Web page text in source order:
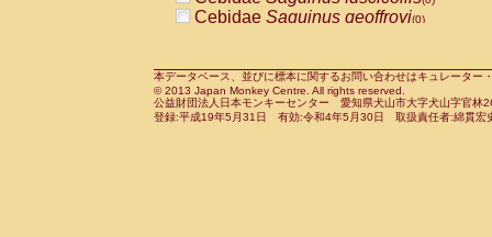
CercopithecidaeCercocebushybrid
CercopithecidaePapio anubis(0)
CercopithecidaePapio cynocephalus
CercopithecidaePapio hamadryas(0)
Cebidae Saguinus geoffroyi(0)
CebidaeSaguinus leucopus(0)
CebidaeSaguinus midas(0)
Cebidae Saguinus mystax(0)
本データベース、並びに標本に関するお問い合わせはキュレータ
© 2013 Japan Monkey Centre. All rights reserved.
公益財団法人日本モンキーセンター 愛知県犬山市大字犬山字官
登録:平成19年5月31日 有効:令和4年5月30日 取扱責任者:綿貫宏